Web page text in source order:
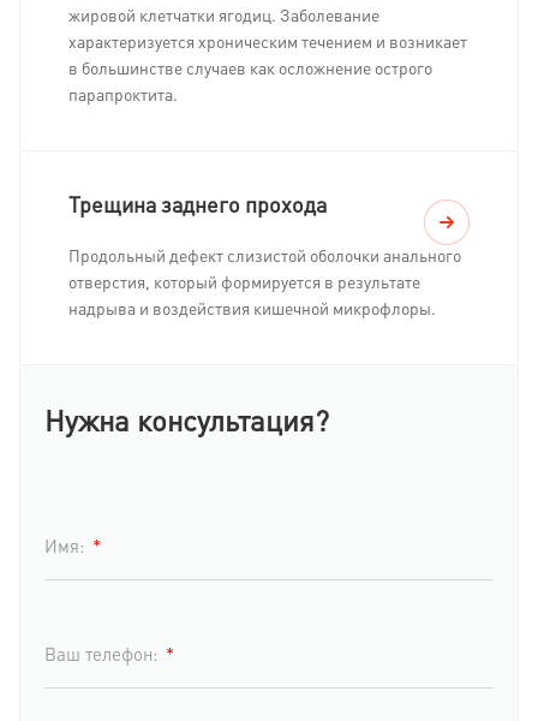
жировой клетчатки ягодиц. Заболевание
характеризуется хроническим течением и возникает
в большинстве случаев как осложнение острого
парапроктита.
Трещина заднего прохода
Продольный дефект слизистой оболочки анального
отверстия, который формируется в результате
надрыва и воздействия кишечной микрофлоры.
Нужна консультация?
Имя: *
Ваш телефон: *